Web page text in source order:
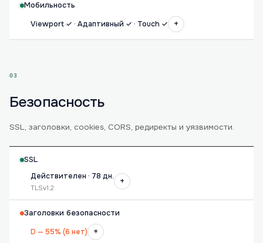
Мобильность
Viewport ✓ · Адаптивный ✓ · Touch ✓
+
03
Безопасность
SSL, заголовки, cookies, CORS, редиректы и уязвимости.
SSL
Действителен · 78 дн.
TLSv1.2
+
Заголовки безопасности
D — 55% (6 нет)
+